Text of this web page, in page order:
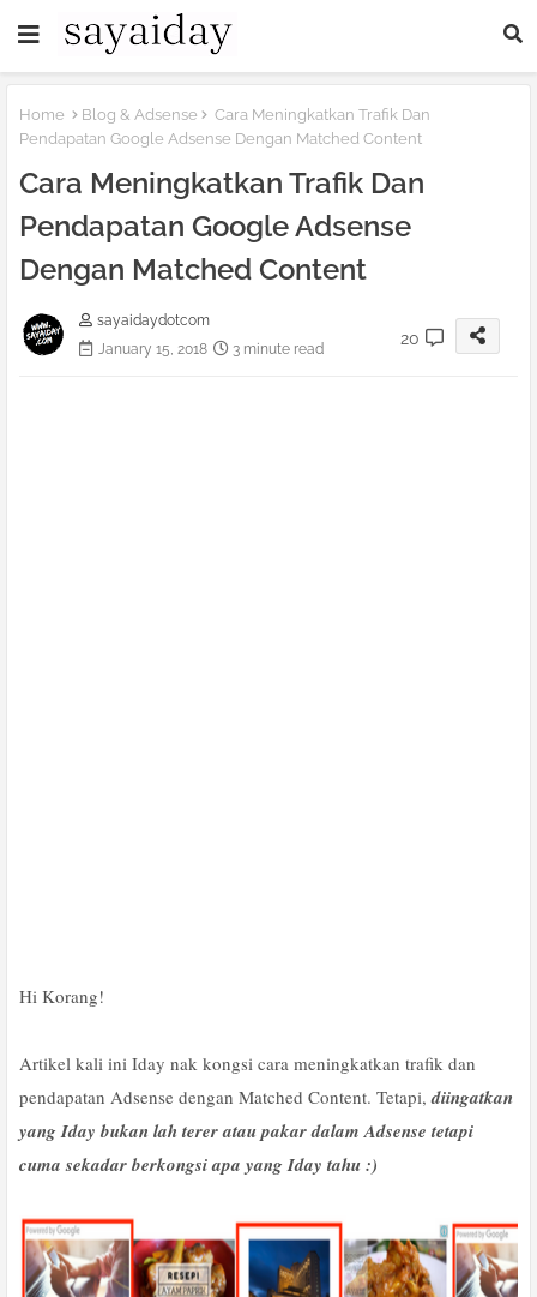
Home Blog & Adsense
Cara Meningkatkan Trafik Dan
Pendapatan Google Adsense Dengan Matched Content
Cara Meningkatkan Trafik Dan
Pendapatan Google Adsense
Dengan Matched Content
sayaidaydotcom
January 15, 2018
3 minute read
20
Hi Korang!
Artikel kali ini Iday nak kongsi cara meningkatkan trafik dan
pendapatan Adsense dengan Matched Content. Tetapi,diingatkan
yang Iday bukan lah terer atau pakar dalam Adsense tetapi
cuma sekadar berkongsi apa yang Iday tahu :)